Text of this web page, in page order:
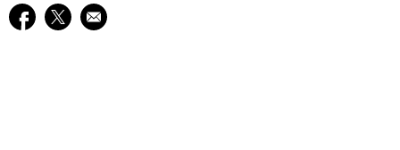
Udostępnij na facebook
Udostępnij na twitter
E-mail do przyjaciela